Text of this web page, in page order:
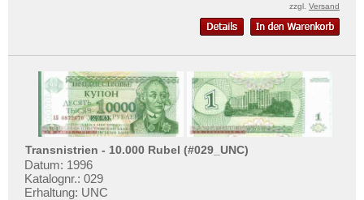
zzgl. Versand
Transnistrien - 10.000 Rubel (#029_UNC)
Datum: 1996
Katalognr.: 029
Erhaltung: UNC